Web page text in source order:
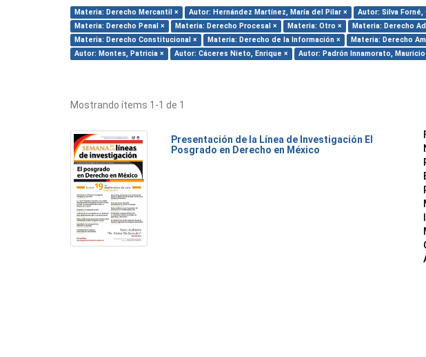
Materia: Derecho Mercantil × Autor: Hernández Martínez, María del Pilar × Autor: Silva Forné,
Materia: Derecho Penal ×
Materia: Derecho Procesal × Materia: Otro × Materia: Derecho
Materia: Derecho Constitucional ×
Materia: Derecho de la Información × Materia: Derecho
Autor: Montes, Patricia ×
Autor: Cáceres Nieto, Enrique × Autor: Padrón Innamorato, Mauricio
Mostrando ítems 1-1 de 1
Presentación de la Línea de Investigación El
Posgrado en Derecho en México